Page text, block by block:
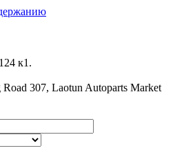
к1.
307, Laotun Autoparts Market